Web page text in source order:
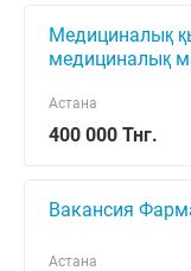
Медициналық
медициналық
медбике,
400 000 Тнг.
Астана
Вакансия
Астана